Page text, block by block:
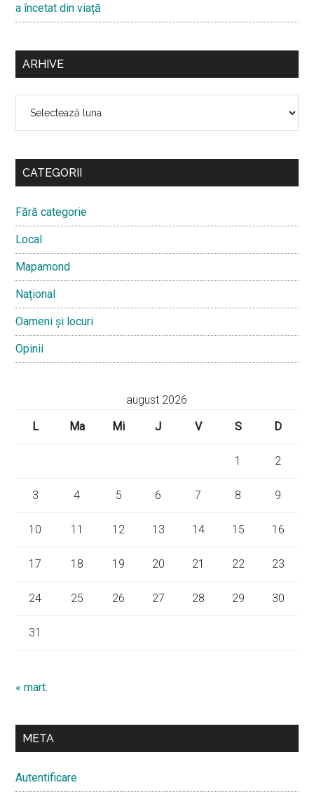
a încetat din viață
ARHIVE
CATEGORII
Fără categorie
Local
Mapamond
Național
Oameni și locuri
Opinii
august 2026
L
Ma Mi J V S D
1 2
3 4 5 6 7 8 9
10 11 12 13 14 15 16
17 18 19 20 21 22 23
24 25 26 27 28 29 30
31
« mart.
META
Autentificare